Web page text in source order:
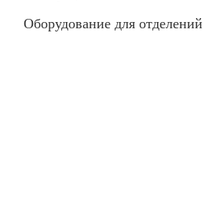
Оборудование для отделений